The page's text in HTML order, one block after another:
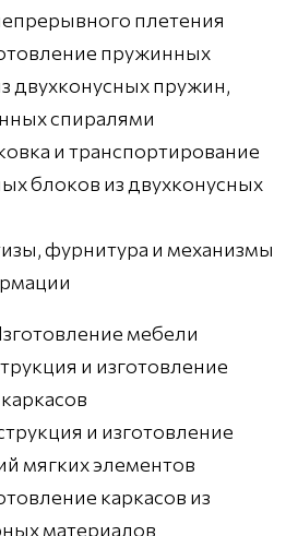
плетения
пружинных
двухконусных пружин,
спиралями
и транспортирование
блоков из двухконусных
фурнитура и механизмы
мебели
и изготовление
и изготовление
мягких элементов
каркасов из
материалов